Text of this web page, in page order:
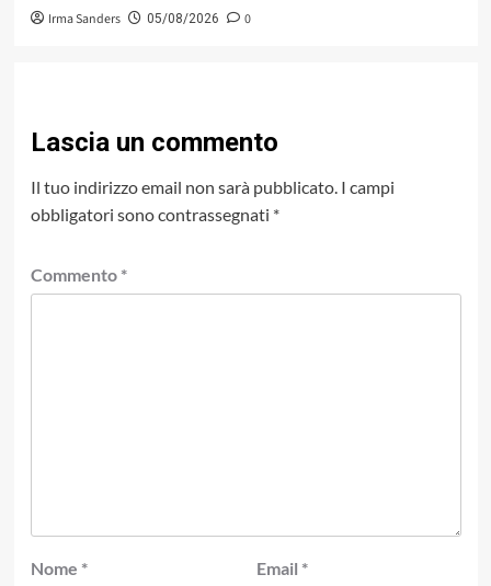
Irma Sanders 05/08/2026 0
Lascia un commento
Il tuo indirizzo email non sarà pubblicato. I campi
obbligatori sono contrassegnati *
Commento *
Nome * Email *